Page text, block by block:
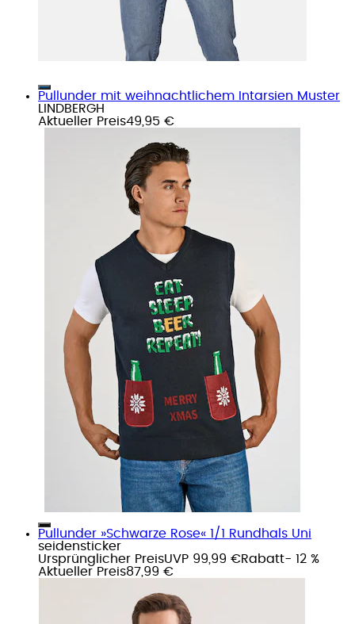
Pullunder mit weihnachtlichem Intarsien Muster
LINDBERGH
Aktueller Preis49,95 €
Pullunder »Schwarze Rose« 1/1 Rundhals Uni
seidensticker
Ursprünglicher PreisUVP 99,99 €Rabatt- 12 %
Aktueller Preis87,99 €